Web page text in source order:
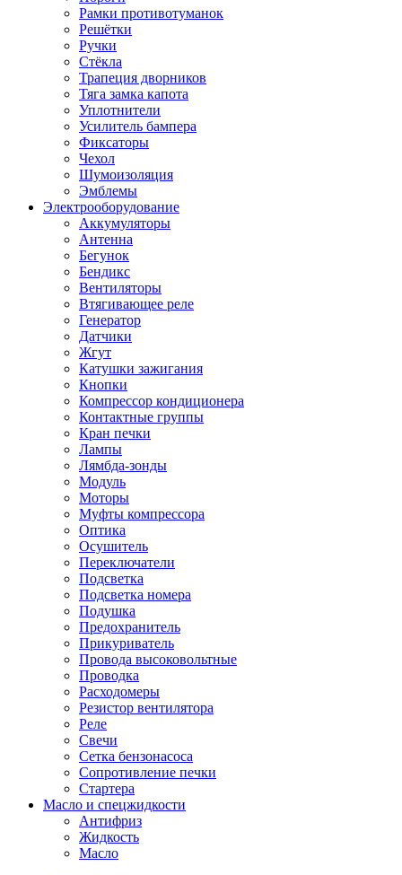
Рамки противотуманок
Решётки
Ручки
Стёкла
Трапеция дворников
Тяга замка капота
Уплотнители
Усилитель бампера
Фиксаторы
Чехол
Шумоизоляция
Эмблемы
Электрооборудование
Аккумуляторы
Антенна
Бегунок
Бендикс
Вентиляторы
Втягивающее реле
Генератор
Датчики
Жгут
Катушки зажигания
Кнопки
Компрессор кондиционера
Контактные группы
Кран печки
Лампы
Лямбда-зонды
Модуль
Моторы
Муфты компрессора
Оптика
Осушитель
Переключатели
Подсветка
Подсветка номера
Подушка
Предохранитель
Прикуриватель
Провода высоковольтные
Проводка
Расходомеры
Резистор вентилятора
Реле
Свечи
Сетка бензонасоса
Сопротивление печки
Стартера
Масло и спецжидкости
Антифриз
Жидкость
Масло